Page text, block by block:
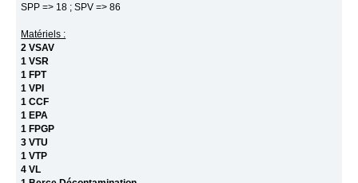
SPP => 18 ; SPV => 86
Matériels :
2 VSAV
1 VSR
1 FPT
1 VPI
1 CCF
1 EPA
1 FPGP
3 VTU
1 VTP
4 VL